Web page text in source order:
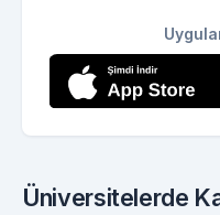
Üniversitelerde